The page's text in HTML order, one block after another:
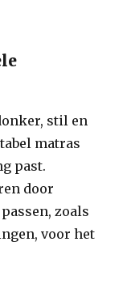
stil en
matras
past.
door
zoals
voor het